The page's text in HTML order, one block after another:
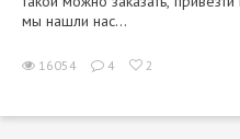
мы нашли нас...
16054 4 2